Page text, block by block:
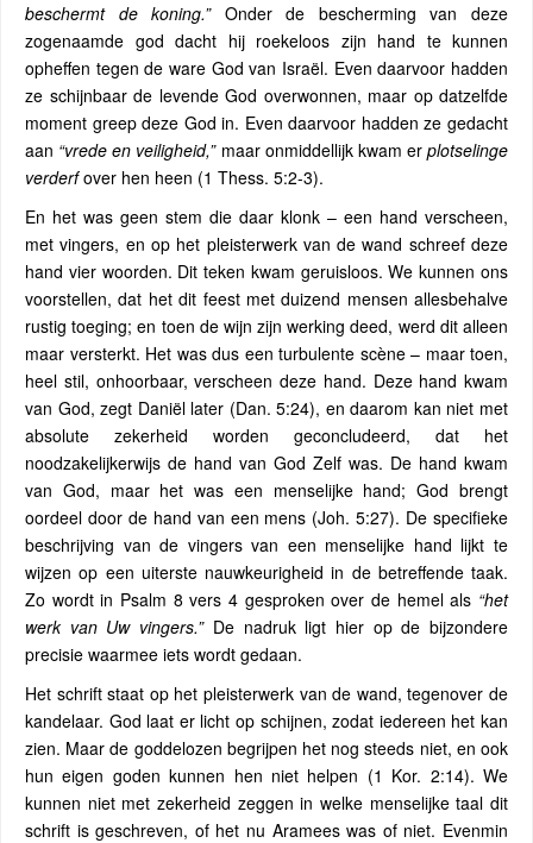
beschermt de koning.”Onder de bescherming van deze
zogenaamde god dacht hij roekeloos zijn hand te kunnen
opheffen tegen de ware God van Israël. Even daarvoor hadden
ze schijnbaar de levende God overwonnen, maar op datzelfde
moment greep deze God in. Even daarvoor hadden ze gedacht
aan “vrede en veiligheid,”maar onmiddellijk kwam er plotselinge
verderfover hen heen (1 Thess. 5:2-3).
En het was geen stem die daar klonk – een hand verscheen,
met vingers, en op het pleisterwerk van de wand schreef deze
hand vier woorden. Dit teken kwam geruisloos. We kunnen ons
voorstellen, dat het dit feest met duizend mensen allesbehalve
rustig toeging; en toen de wijn zijn werking deed, werd dit alleen
maar versterkt. Het was dus een turbulente scène – maar toen,
heel stil, onhoorbaar, verscheen deze hand. Deze hand kwam
van God, zegt Daniël later (Dan. 5:24), en daarom kan niet met
absolute zekerheid worden geconcludeerd, dat het
noodzakelijkerwijs de hand van God Zelf was. De hand kwam
van God, maar het was een menselijke hand; God brengt
oordeel door de hand van een mens (Joh. 5:27). De specifieke
beschrijving van de vingers van een menselijke hand lijkt te
wijzen op een uiterste nauwkeurigheid in de betreffende taak.
Zo wordt in Psalm 8 vers 4 gesproken over de hemel als “het
werk van Uw vingers.”De nadruk ligt hier op de bijzondere
precisie waarmee iets wordt gedaan.
Het schrift staat op het pleisterwerk van de wand, tegenover de
kandelaar. God laat er licht op schijnen, zodat iedereen het kan
zien. Maar de goddelozen begrijpen het nog steeds niet, en ook
hun eigen goden kunnen hen niet helpen (1 Kor. 2:14). We
kunnen niet met zekerheid zeggen in welke menselijke taal dit
schrift is geschreven, of het nu Aramees was of niet. Evenmin